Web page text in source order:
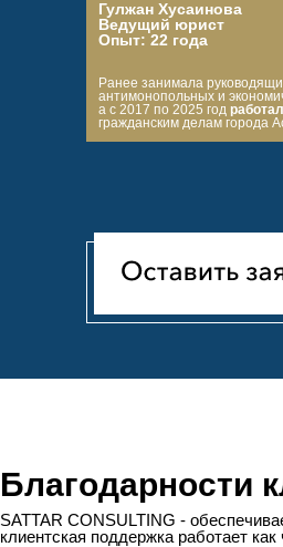
Гулжан Хусаинова
Ведущий юрист
Опыт: 22 года
Ранее занимала
антимонопольных и
а с 2017 по 2025 год
гражданским делам города
Благодарности
SATTAR CONSULTING -
клиентская поддержка работает как